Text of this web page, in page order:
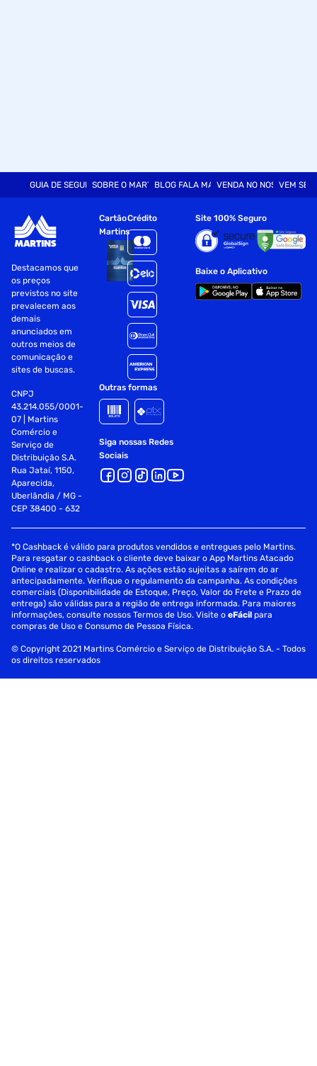
GUIA DE SEGURANÇASOBRE O MARTINSBLOG FALA MARTVENDA NO NOSSO SITE
VEM SER
Destacamos que
os preços
previstos no site
prevalecem aos
demais
anunciados em
outros meios de
comunicação e
sites de buscas.
CNPJ
43.214.055/0001-
07 | Martins
Comércio e
Serviço de
Distribuição S.A.
Rua Jataí, 1150,
Aparecida,
Uberlândia / MG -
CEP 38400 - 632
Cartão
Martins
Crédito
Outras formas
Siga nossas Redes
Sociais
Site 100% Seguro
Baixe o Aplicativo
*O Cashback é válido para produtos vendidos e entregues pelo Martins.
Para resgatar o cashback o cliente deve baixar o App Martins Atacado
Online e realizar o cadastro. As ações estão sujeitas a saírem do ar
antecipadamente. Verifique o regulamento da campanha. As condições
comerciais (Disponibilidade de Estoque, Preço, Valor do Frete e Prazo de
entrega) são válidas para a região de entrega informada. Para maiores
informações, consulte nossos Termos de Uso. Visite oeFácil para
compras de Uso e Consumo de Pessoa Física.
© Copyright 2021 Martins Comércio e Serviço de Distribuição S.A. - Todos
os direitos reservados